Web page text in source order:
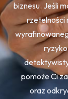
biznesu. Jeśli
rzetelności
pomoże Ci
oraz